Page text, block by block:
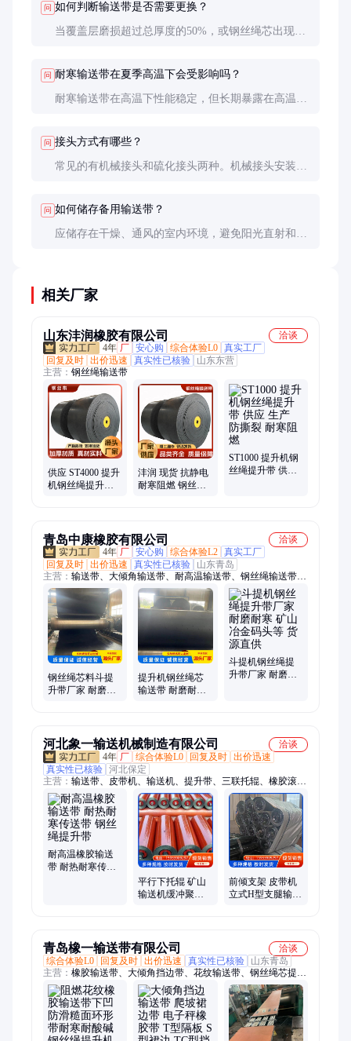
问 如何判断输送带是否需要更换？
当覆盖层磨损超过总厚度的50%，或钢丝绳芯出现大
问 耐寒输送带在夏季高温下会受影响吗？
耐寒输送带在高温下性能稳定，但长期暴露在高温环
问 接头方式有哪些？
常见的有机械接头和硫化接头两种。机械接头安装快
问 如何储存备用输送带？
应储存在干燥、通风的室内环境，避免阳光直射和极
相关厂家
山东沣润橡胶有限公司
洽谈
4年 厂 安心购 综合体验L0 真实工厂
回复及时 出价迅速 真实性已核验
山东东营
主营： 钢丝绳输送带
供应 ST4000 提升
机钢丝绳提升带
沣润 现货 抗静电
耐寒阻燃 钢丝绳
ST1000 提升机钢
丝绳提升带 供应
青岛中康橡胶有限公司
洽谈
4年 厂 安心购 综合体验L2 真实工厂
回复及时 出价迅速 真实性已核验
山东青岛
主营： 输送带、大倾角输送带、耐高温输送带、钢丝绳输送带、
钢丝绳提升带、橡胶输送带、白色输送带、花纹输送带、尼龙输
送带、耐酸碱输送带、聚酯输送带、管状输送带、pvc输送带
钢丝绳芯料斗提
升带厂家 耐磨耐
提升机钢丝绳芯
输送带 耐磨耐寒
斗提机钢丝绳提
升带厂家 耐磨耐
河北象一输送机械制造有限公司
洽谈
4年 厂 综合体验L0 回复及时 出价迅速
真实性已核验 河北保定
主营： 输送带、皮带机、输送机、提升带、三联托辊、橡胶滚
筒、挂钩托辊、三连串托辊、托辊、输送机滚筒、橡胶输送带、
耐热输送带、皮带输送机滚筒、皮带机托辊、包胶托辊、缓冲托
辊、三联缓冲托辊、矿用托辊、皮带机缓冲托辊、平行托辊
耐高温橡胶输送
带 耐热耐寒传送
平行下托辊 矿山
输送机缓冲聚氨
前倾支架 皮带机
立式H型支腿输送
青岛橡一输送带有限公司
洽谈
综合体验L0
回复及时 出价迅速 真实性已核验
山东青岛
主营： 橡胶输送带、大倾角挡边带、花纹输送带、钢丝绳芯提升
带、耐寒输送带、钢丝绳芯挡边带、耐高温输送带、阻燃橡胶
带、铝合金接头带夹、料斗螺栓四件套、耐酸碱输送带、尼龙橡
胶带、聚酯橡胶带、白色输送带、环形裙边带、电子秤裙边带、
除铁器皮带、耐磨输送带、PVC皮带、耐灼烧输送带、人字型花